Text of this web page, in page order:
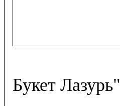
Букет Лазурь"